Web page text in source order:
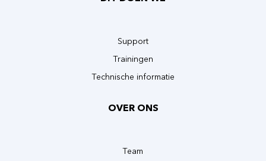
Support
Trainingen
Technische informatie
OVER ONS
Team